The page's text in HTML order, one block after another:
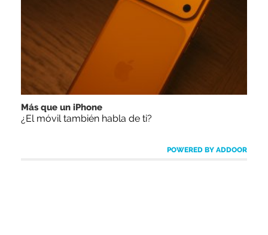
Más que un iPhone
¿El móvil también habla de ti?
POWERED BY ADDOOR